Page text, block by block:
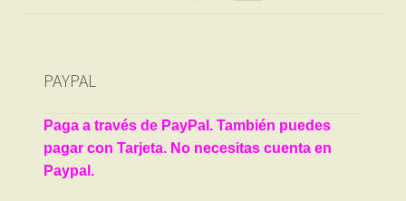
PAYPAL
Paga a través de PayPal. También puedes
pagar con Tarjeta. No necesitas cuenta en
Paypal.